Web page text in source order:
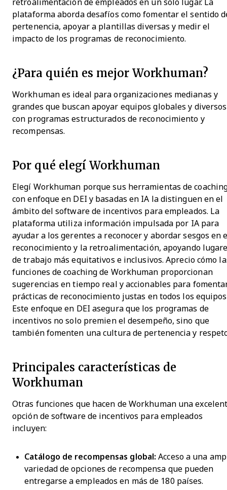
retroalimentación de empleados en un solo lugar. La
plataforma aborda desafíos como fomentar el sentido
pertenencia, apoyar a plantillas diversas y medir el
impacto de los programas de reconocimiento.
¿Para quién es mejor Workhuman?
Workhuman es ideal para organizaciones medianas y
grandes que buscan apoyar equipos globales y diversos
con programas estructurados de reconocimiento y
recompensas.
Por qué elegí Workhuman
Elegí Workhuman porque sus herramientas de
con enfoque en DEI y basadas en IA la distinguen en el
ámbito del software de incentivos para empleados. La
plataforma utiliza información impulsada por IA para
ayudar a los gerentes a reconocer y abordar sesgos en
reconocimiento y la retroalimentación, apoyando
de trabajo más equitativos e inclusivos. Aprecio cómo
funciones de coaching de Workhuman proporcionan
sugerencias en tiempo real y accionables para
prácticas de reconocimiento justas en todos los
Este enfoque en DEI asegura que los programas de
incentivos no solo premien el desempeño, sino que
también fomenten una cultura de pertenencia y
Principales características de
Workhuman
Otras funciones que hacen de Workhuman una
opción de software de incentivos para empleados
incluyen:
Catálogo de recompensas global: Acceso a una
variedad de opciones de recompensa que pueden
entregarse a empleados en más de 180 países.